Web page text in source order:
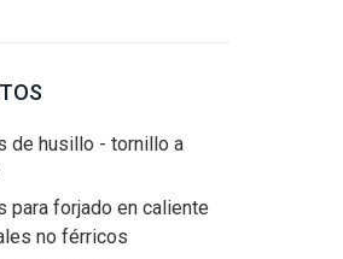
de husillo - tornillo a
para forjado en caliente
no férricos